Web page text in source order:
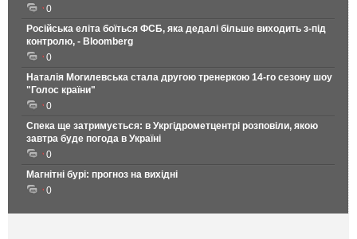
0
Російська еліта боїться ФСБ, яка дедалі більше виходить з-під
контролю, - Bloomberg
0
Наталія Могилевська стала другою тренеркою 14-го сезону шоу
"Голос країни"
0
Спека ще затримується: в Укргідрометцентрі розповіли, якою
завтра буде погода в Україні
0
Магнітні бурі: прогноз на вихідні
0